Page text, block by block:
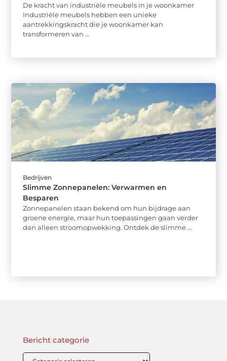
De kracht van industriële meubels in je woonkamer
Industriële meubels hebben een unieke
aantrekkingskracht die je woonkamer kan
transformeren van ...
Bedrijven
Slimme Zonnepanelen: Verwarmen en
Besparen
Zonnepanelen staan bekend om hun bijdrage aan
groene energie, maar hun toepassingen gaan verder
dan alleen stroomopwekking. Ontdek de slimme ...
Bericht categorie